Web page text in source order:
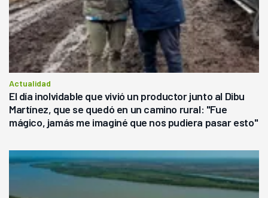
Actualidad
El día inolvidable que vivió un productor junto al Dibu
Martínez, que se quedó en un camino rural: "Fue
mágico, jamás me imaginé que nos pudiera pasar esto"